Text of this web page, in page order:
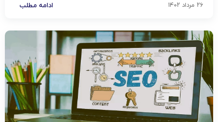
۲۶ مرداد ۱۴۰۲ ادامه مطلب